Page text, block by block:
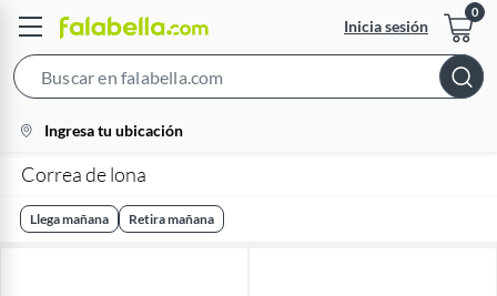
Inicia sesión
Bar
location-
icon
Ingresa tu ubicación
Correa de lona
Llega mañana Retira mañana